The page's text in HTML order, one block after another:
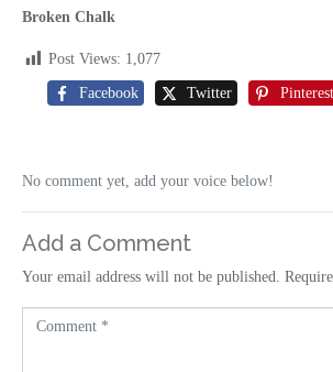
Broken Chalk
Post Views: 1,077
Facebook Twitter Pinterest
No comment yet, add your voice below!
Add a Comment
Your email address will not be published.